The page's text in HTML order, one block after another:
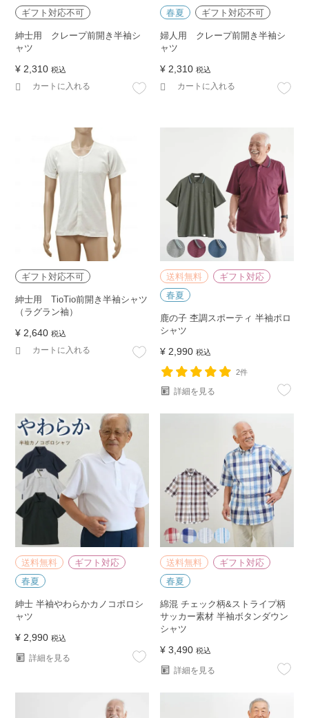
ギフト対応不可
紳士用 クレープ前開き半袖シ
ャツ
¥ 2,310 税込
カートに入れる
春夏 ギフト対応不可
婦人用 クレープ前開き半袖シ
ャツ
¥ 2,310 税込
カートに入れる
ギフト対応不可
紳士用 TioTio前開き半袖シャツ
（ラグラン袖）
¥ 2,640 税込
カートに入れる
送料無料
ギフト対応
春夏
鹿の子 杢調スポーティ 半袖ポロ
シャツ
¥ 2,990 税込
2件
詳細を見る
送料無料
ギフト対応
春夏
紳士 半袖やわらかカノコポロシ
ャツ
¥ 2,990 税込
詳細を見る
送料無料
ギフト対応
春夏
綿混 チェック柄&ストライプ柄
サッカー素材 半袖ボタンダウン
シャツ
¥ 3,490 税込
詳細を見る